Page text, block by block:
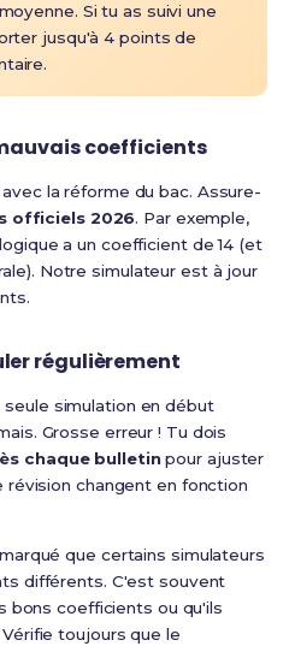
Si tu as suivi une
jusqu'à 4 points de
coefficients
la réforme du bac. Assure-
officiels 2026. Par exemple,
a un coefficient de 14 (et
Notre simulateur est à jour
régulièrement
simulation en début
Grosse erreur ! Tu dois
chaque bulletinpour ajuster
changent en fonction
que certains simulateurs
différents. C'est souvent
bons coefficients ou qu'ils
toujours que le